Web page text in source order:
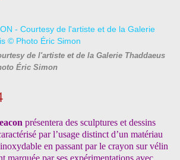
de l'artiste et de la Galerie Thaddaeus
Éric Simon
présentera des sculptures et dessins
par l’usage distinct d’un matériau
en passant par le crayon sur vélin
marquée par ses expérimentations avec